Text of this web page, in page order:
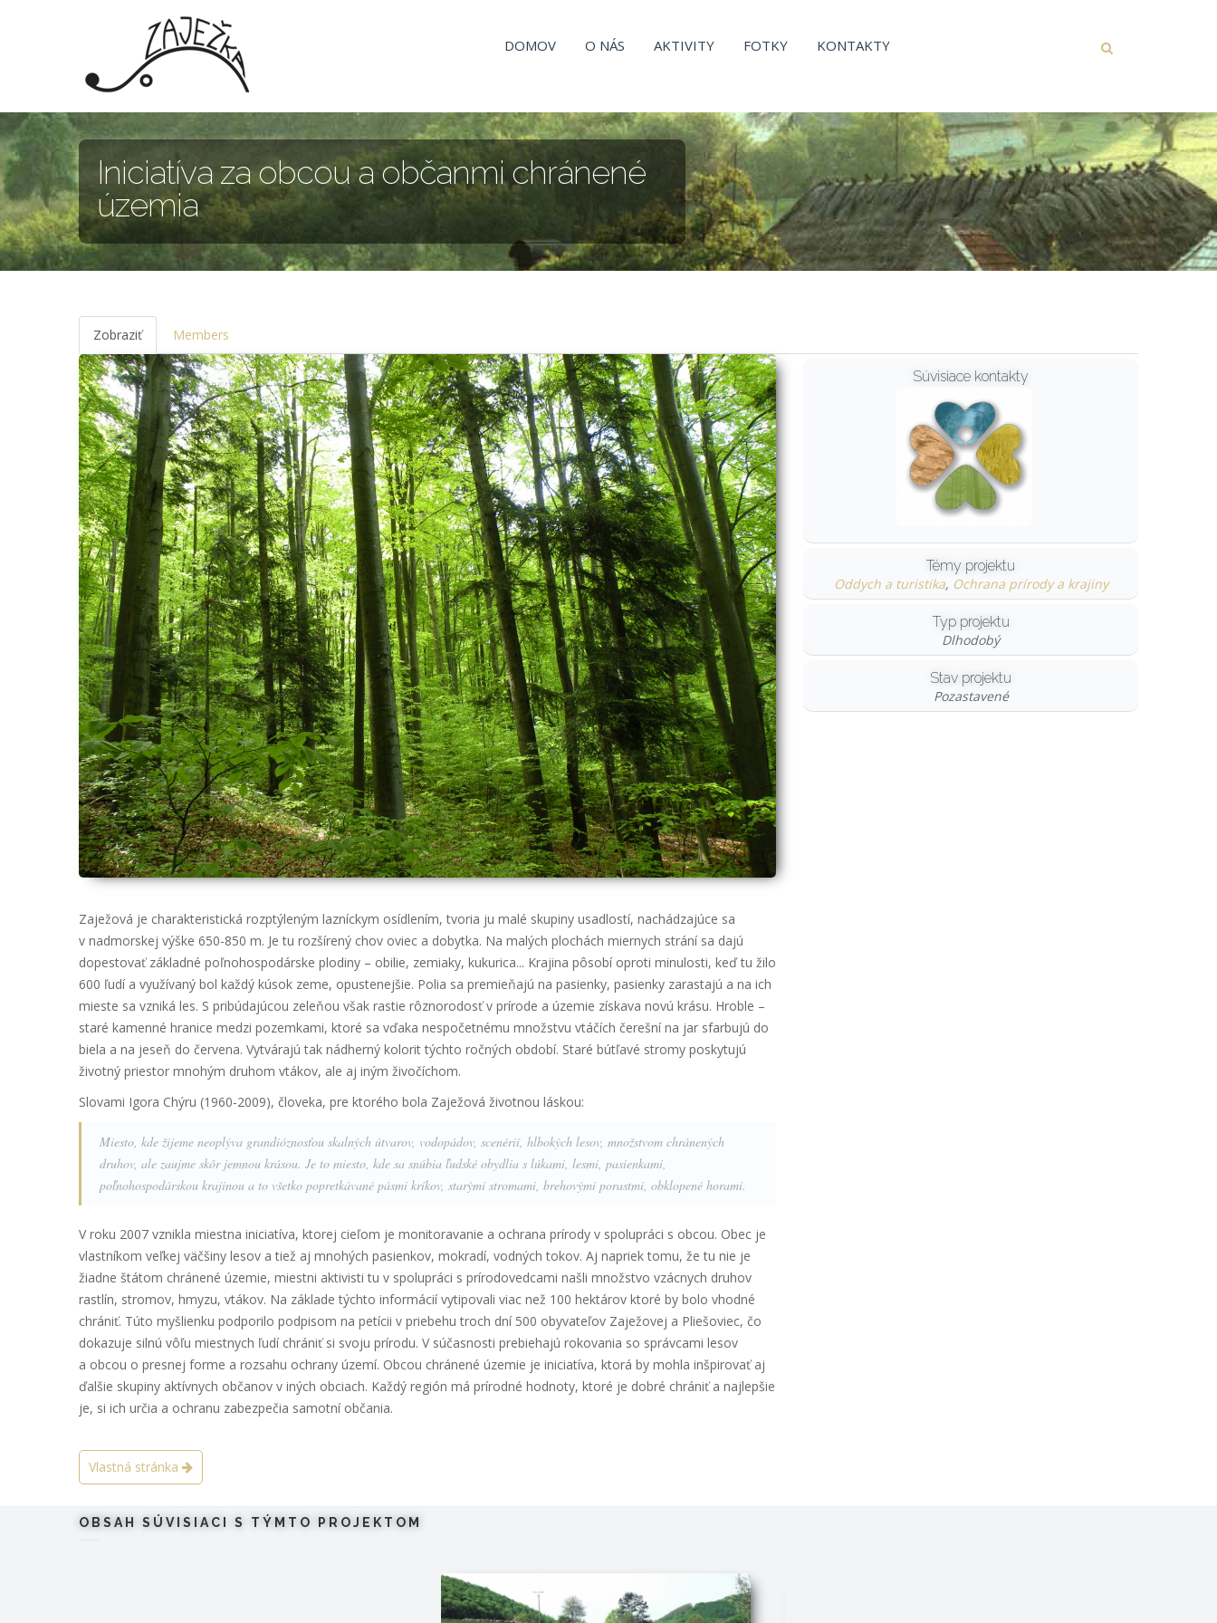
DOMOV O NÁS AKTIVITY FOTKY KONTAKTY
Iniciatíva za obcou a občanmi chránené
územia
Zobraziť(aktívna
karta)
Members
Zaježová je charakteristická rozptýleným lazníckym osídlením, tvoria ju malé skupiny usadlostí, nachádzajúce sa
v nadmorskej výške 650-850 m. Je tu rozšírený chov oviec a dobytka. Na malých plochách miernych strání sa dajú
dopestovať základné poľnohospodárske plodiny – obilie, zemiaky, kukurica... Krajina pôsobí oproti minulosti, keď tu žilo
600 ľudí a využívaný bol každý kúsok zeme, opustenejšie. Polia sa premieňajú na pasienky, pasienky zarastajú a na ich
mieste sa vzniká les. S pribúdajúcou zeleňou však rastie rôznorodosť v prírode a územie získava novú krásu. Hroble –
staré kamenné hranice medzi pozemkami, ktoré sa vďaka nespočetnému množstvu vtáčích čerešní na jar sfarbujú do
biela a na jeseň do červena. Vytvárajú tak nádherný kolorit týchto ročných období. Staré bútľavé stromy poskytujú
životný priestor mnohým druhom vtákov, ale aj iným živočíchom.
Slovami Igora Chýru (1960-2009), človeka, pre ktorého bola Zaježová životnou láskou:
Miesto, kde žijeme neoplýva grandióznosťou skalných útvarov, vodopádov, scenérií, hlbokých lesov, množstvom chránených
druhov, ale zaujme skôr jemnou krásou. Je to miesto, kde sa snúbia ľudské obydlia s lúkami, lesmi, pasienkami,
poľnohospodárskou krajinou a to všetko popretkávané pásmi kríkov, starými stromami, brehovými porastmi, obklopené horami.
V roku 2007 vznikla miestna iniciatíva, ktorej cieľom je monitoravanie a ochrana prírody v spolupráci s obcou. Obec je
vlastníkom veľkej väčšiny lesov a tiež aj mnohých pasienkov, mokradí, vodných tokov. Aj napriek tomu, že tu nie je
žiadne štátom chránené územie, miestni aktivisti tu v spolupráci s prírodovedcami našli množstvo vzácnych druhov
rastlín, stromov, hmyzu, vtákov. Na základe týchto informácií vytipovali viac než 100 hektárov ktoré by bolo vhodné
chrániť. Túto myšlienku podporilo podpisom na petícii v priebehu troch dní 500 obyvateľov Zaježovej a Pliešoviec, čo
dokazuje silnú vôľu miestnych ľudí chrániť si svoju prírodu. V súčasnosti prebiehajú rokovania so správcami lesov
a obcou o presnej forme a rozsahu ochrany území. Obcou chránené územie je iniciatíva, ktorá by mohla inšpirovať aj
ďalšie skupiny aktívnych občanov v iných obciach. Každý región má prírodné hodnoty, ktoré je dobré chrániť a najlepšie
je, si ich určia a ochranu zabezpečia samotní občania.
Vlastná stránka
Súvisiace kontakty
Témy projektu
Oddych a turistika, Ochrana prírody a krajiny
Typ projektu
Dlhodobý
Stav projektu
Pozastavené
OBSAH SÚVISIACI S TÝMTO PROJEKTOM